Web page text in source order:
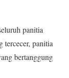
panitia
tercecer, panitia
bertanggung